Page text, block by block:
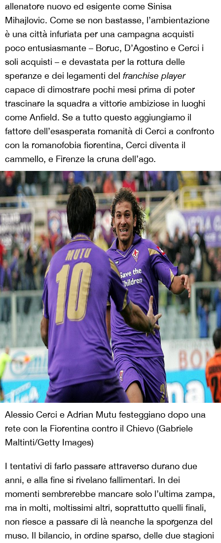
allenatore nuovo ed esigente come Sinisa
Mihajlovic. Come se non bastasse, l’ambientazione
è una città infuriata per una campagna acquisti
poco entusiasmante – Boruc, D’Agostino e Cerci i
soli acquisti – e devastata per la rottura delle
speranze e dei legamenti del franchise player
capace di dimostrare pochi mesi prima di poter
trascinare la squadra a vittorie ambiziose in luoghi
come Anfield. Se a tutto questo aggiungiamo il
fattore dell’esasperata romanità di Cerci a confronto
con la romanofobia fiorentina, Cerci diventa il
cammello, e Firenze la cruna dell’ago.
Alessio Cerci e Adrian Mutu festeggiano dopo una
rete con la Fiorentina contro il Chievo (Gabriele
Maltinti/Getty Images)
I tentativi di farlo passare attraverso durano due
anni, e alla fine si rivelano fallimentari. In dei
momenti sembrerebbe mancare solo l’ultima zampa,
ma in molti, moltissimi altri, soprattutto quelli finali,
non riesce a passare di là neanche la sporgenza del
muso. Il bilancio, in ordine sparso, delle due stagioni